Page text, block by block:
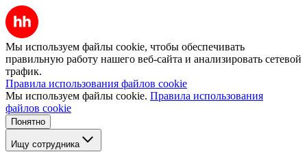
Мы используем файлы cookie, чтобы обеспечивать
правильную работу нашего веб-сайта и анализировать сетевой
трафик.
Правила использования файлов cookie
Мы используем файлы cookie. Правила использования
файлов cookie
Понятно
Ищу сотрудника